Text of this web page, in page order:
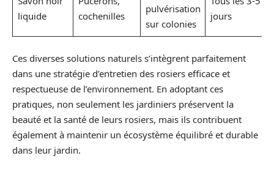
liquide
cochenilles
pulvérisation
sur colonies
jours
Ces diverses solutions naturels s’intègrent parfaitement
dans une stratégie d’entretien des rosiers efficace et
respectueuse de l’environnement. En adoptant ces
pratiques, non seulement les jardiniers préservent la
beauté et la santé de leurs rosiers, mais ils contribuent
également à maintenir un écosystème équilibré et durable
dans leur jardin.